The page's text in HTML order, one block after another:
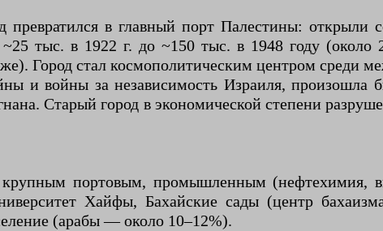
превратился в главный порт Палестины: открыли
тыс. в 1922 г. до ~150 тыс. в 1948 году (около
Город стал космополитическим центром среди
и войны за независимость Израиля, произошла
Старый город в экономической степени
крупным портовым, промышленным (нефтехимия,
Хайфы, Бахайские сады (центр
(арабы — около 10–12%).